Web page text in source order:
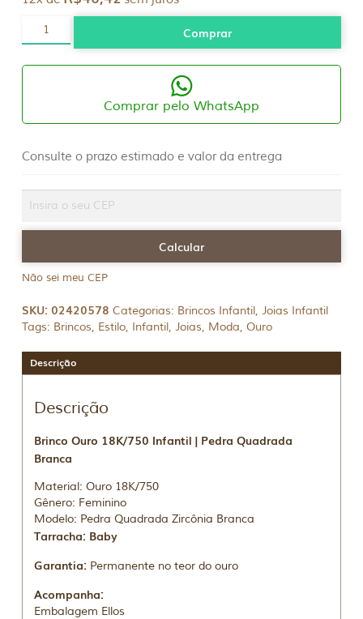
18K
quantidade
Comprar
Comprar pelo WhatsApp
Consulte o prazo estimado e valor da entrega
Não sei meu CEP
SKU:02420578 Categorias: Brincos Infantil,Joias Infantil
Tags: Brincos, Estilo, Infantil,Joias, Moda,Ouro
Descrição
Descrição
Brinco Ouro 18K/750 Infantil | Pedra Quadrada
Branca
Material: Ouro 18K/750
Gênero: Feminino
Modelo: Pedra Quadrada Zircônia Branca
Tarracha: Baby
Garantia: Permanente no teor do ouro
Acompanha:
Embalagem Ellos